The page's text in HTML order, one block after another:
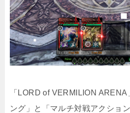
「LORD of VERMILION
ング」と「マルチ対戦アクショ